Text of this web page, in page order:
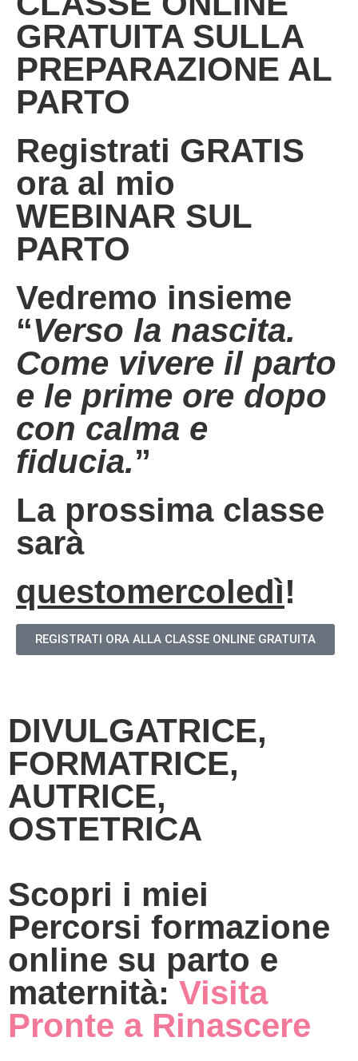
GRATUITA SULLA
PREPARAZIONE AL
PARTO
Registrati GRATIS
ora al mio
WEBINAR SUL
PARTO
Vedremo insieme
“Verso la nascita.
Come vivere il parto
e le prime ore dopo
con calma e
fiducia.”
La prossima classe
sarà
questomercoledì!
REGISTRATI ORA ALLA CLASSE ONLINE GRATUITA
DIVULGATRICE,
FORMATRICE,
AUTRICE,
OSTETRICA
Scopri i miei
Percorsi formazione
online su parto e
maternità: Visita
Pronte a Rinascere